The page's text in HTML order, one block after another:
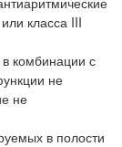
класса III
комбинации с
не
не
в полости